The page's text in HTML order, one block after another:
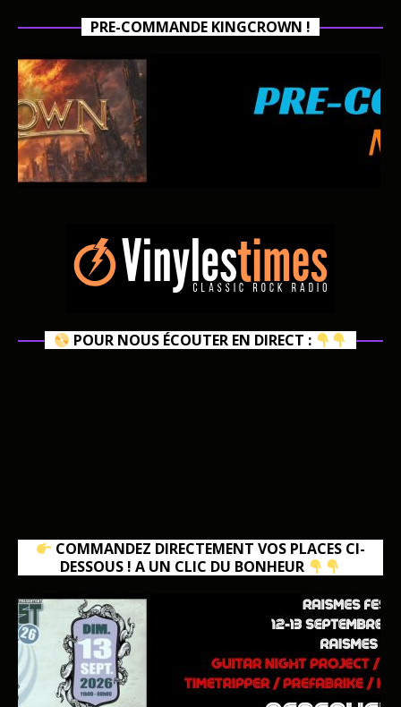
PRE-COMMANDE KINGCROWN !
POUR NOUS ÉCOUTER EN DIRECT :
COMMANDEZ DIRECTEMENT VOS PLACES CI-
DESSOUS ! A UN CLIC DU BONHEUR